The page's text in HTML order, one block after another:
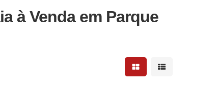
à Venda em Parque
Mostrar resultados em
Mostrar